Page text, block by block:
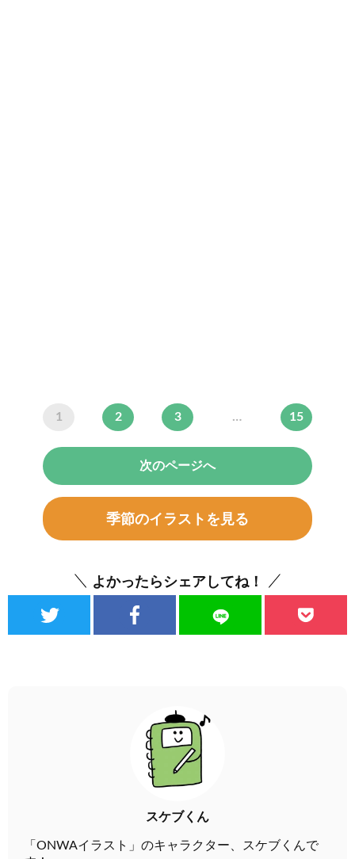
1 2 3 … 15
次のページへ
季節のイラストを見る
よかったらシェアしてね！
スケブくん
「ONWAイラスト」のキャラクター、スケブくんで